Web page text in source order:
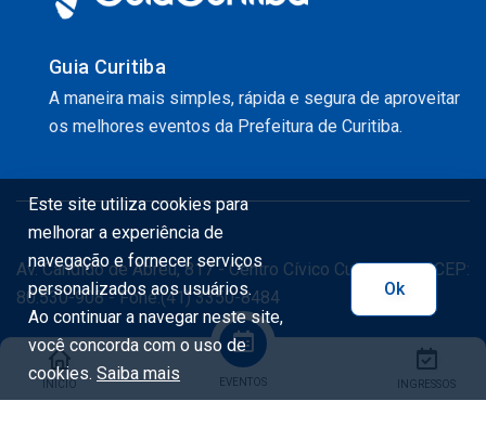
INÍCIO EVENTOS INGRESSOS
Este site utiliza cookies para
melhorar a experiência de
navegação e fornecer serviços
personalizados aos usuários.
Ao continuar a navegar neste site,
você concorda com o uso de
cookies. Saiba mais
Ok
Guia Curitiba
A maneira mais simples, rápida e segura de aproveitar
os melhores eventos da Prefeitura de Curitiba.
Av. Cândido de Abreu, 817 - Centro Cívico Curitiba - PR CEP:
80.530-908 - Fone:(41) 3350-8484